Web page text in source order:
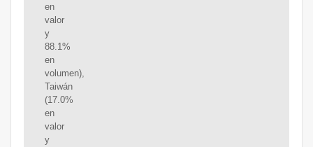
en
valor
y
88.1%
en
volumen),
Taiwán
(17.0%
en
valor
y